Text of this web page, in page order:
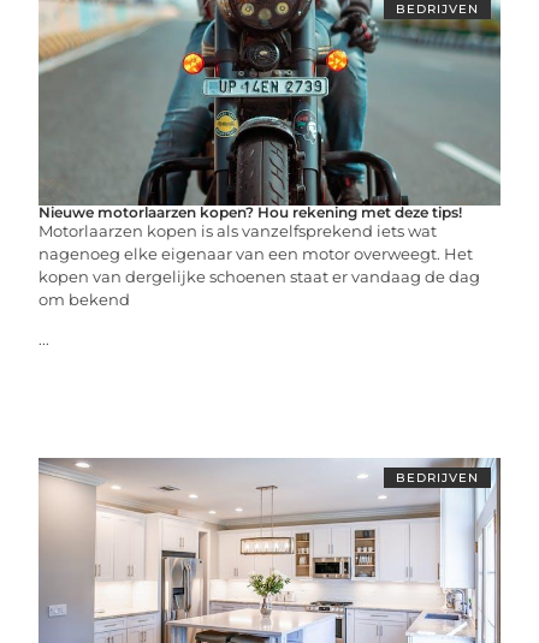
BEDRIJVEN
Nieuwe motorlaarzen kopen? Hou rekening met deze tips!
Motorlaarzen kopen is als vanzelfsprekend iets wat
nagenoeg elke eigenaar van een motor overweegt. Het
kopen van dergelijke schoenen staat er vandaag de dag
om bekend
...
BEDRIJVEN